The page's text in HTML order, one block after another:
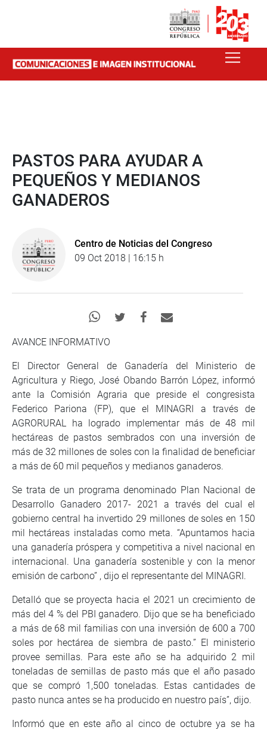
PASTOS PARA AYUDAR A
PEQUEÑOS Y MEDIANOS
GANADEROS
Centro de Noticias del Congreso
09 Oct 2018 | 16:15 h
AVANCE INFORMATIVO
El Director General de Ganadería del Ministerio de
Agricultura y Riego, José Obando Barrón López, informó
ante la Comisión Agraria que preside el congresista
Federico Pariona (FP), que el MINAGRI a través de
AGRORURAL ha logrado implementar más de 48 mil
hectáreas de pastos sembrados con una inversión de
más de 32 millones de soles con la finalidad de beneficiar
a más de 60 mil pequeños y medianos ganaderos.
Se trata de un programa denominado Plan Nacional de
Desarrollo Ganadero 2017- 2021 a través del cual el
gobierno central ha invertido 29 millones de soles en 150
mil hectáreas instaladas como meta. “Apuntamos hacia
una ganadería próspera y competitiva a nivel nacional en
internacional. Una ganadería sostenible y con la menor
emisión de carbono” , dijo el representante del MINAGRI.
Detalló que se proyecta hacia el 2021 un crecimiento de
más del 4 % del PBI ganadero. Dijo que se ha beneficiado
a más de 68 mil familias con una inversión de 600 a 700
soles por hectárea de siembra de pasto.” El ministerio
provee semillas. Para este año se ha adquirido 2 mil
toneladas de semillas de pasto más que el año pasado
que se compró 1,500 toneladas. Estas cantidades de
pasto nunca antes se ha producido en nuestro país”, dijo.
Informó que en este año al cinco de octubre ya se ha